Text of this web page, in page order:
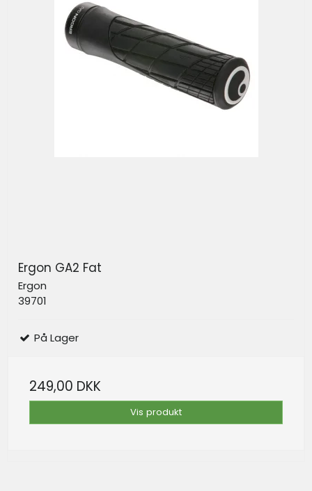
Ergon GA2 Fat
Ergon
39701
På Lager
249,00 DKK
Vis produkt